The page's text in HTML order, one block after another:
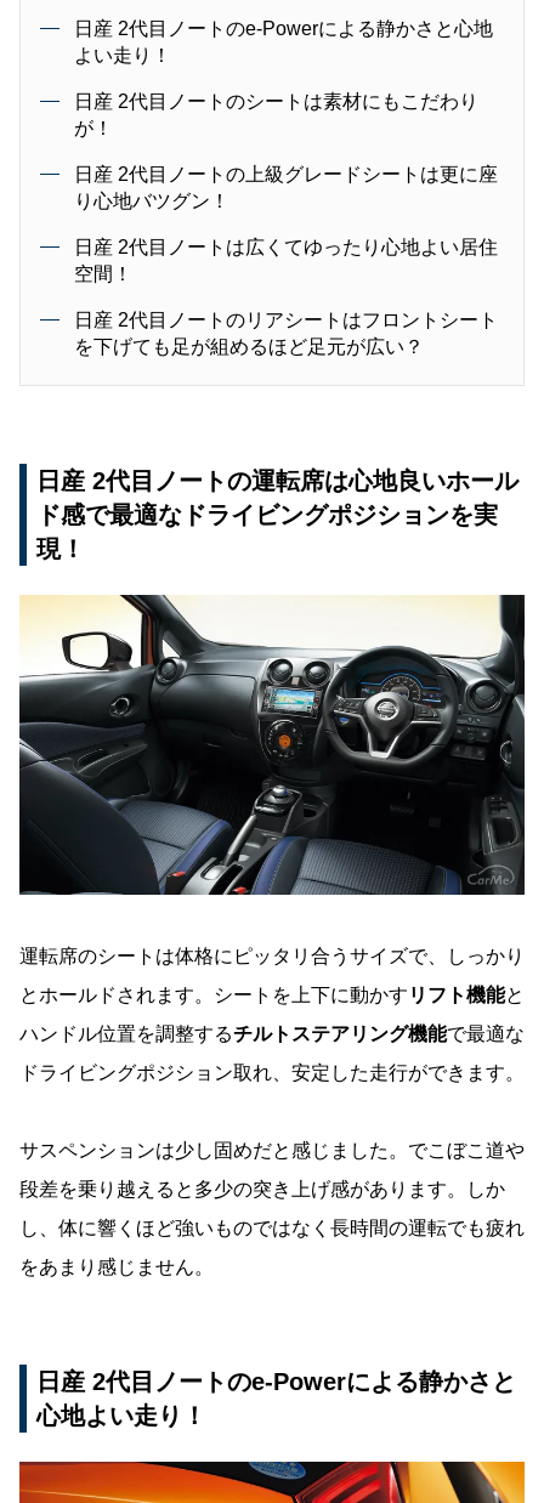
日産 2代目ノートのe-Powerによる静かさと心地
よい走り！
日産 2代目ノートのシートは素材にもこだわり
が！
日産 2代目ノートの上級グレードシートは更に座
り心地バツグン！
日産 2代目ノートは広くてゆったり心地よい居住
空間！
日産 2代目ノートのリアシートはフロントシート
を下げても足が組めるほど足元が広い？
日産 2代目ノートの運転席は心地良いホール
ド感で最適なドライビングポジションを実
現！
運転席のシートは体格にピッタリ合うサイズで、しっかり
とホールドされます。シートを上下に動かす リフト機能と
ハンドル位置を調整するチルトステアリング機能で最適な
ドライビングポジション取れ、安定した走行ができます。
サスペンションは少し固めだと感じました。でこぼこ道や
段差を乗り越えると多少の突き上げ感があります。しか
し、体に響くほど強いものではなく長時間の運転でも疲れ
をあまり感じません。
日産 2代目ノートのe-Powerによる静かさと
心地よい走り！